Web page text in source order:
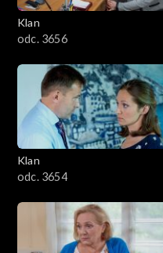
Klan
odc. 3656
Klan
odc. 3654